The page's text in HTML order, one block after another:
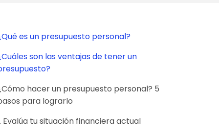
es un presupuesto personal?
son las ventajas de tener un
hacer un presupuesto personal? 5
para lograrlo
Evalúa tu situación financiera actual